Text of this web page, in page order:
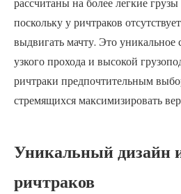
поскольку у ричтраков
выдвигать мачту. Это уникальное
узкого прохода и высокой
ричтраки предпочтительным
стремящихся максимизировать
Уникальный дизайн
ричтраков